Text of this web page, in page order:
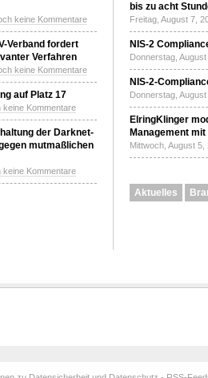
keine Kommentare
Verband fordert
Verfahren
keine Kommentare
auf Platz 17
keine Kommentare
der Darknet-
mutmaßlichen
keine Kommentare
bis zu acht
Freitag, August 7,
NIS-2
Donnerstag,
NIS-2-
Donnerstag,
ElringKlinger
Management
Mittwoch, August
Aktuelles